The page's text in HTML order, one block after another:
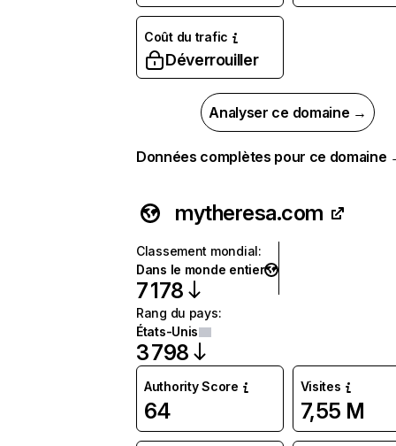
Coût du trafic
Déverrouiller
Analyser ce domaine →
Données complètes pour ce domaine
mytheresa.com
Classement mondial:
Dans le monde entier
7 178
Rang du pays:
États-Unis
3 798
Authority Score
64
Visites
7,55 M